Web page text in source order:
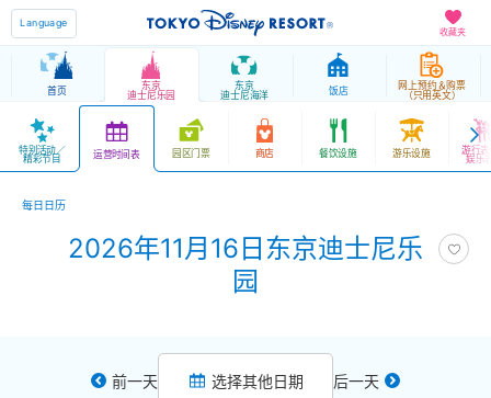
收藏夹
Language
首页 东京
迪士尼乐园
东京
迪士尼海洋 饭店 网上预约＆购票
（只用英文）
特别活动／
精彩节目 运营时间表 园区门票 商店 餐饮设施 游乐设施 游行
娱乐
每日日历
2026年11月16日东京迪士尼乐
园
前一天 选择其他日期 后一天